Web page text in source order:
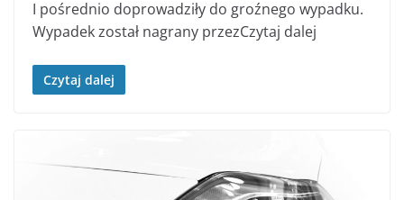
I pośrednio doprowadziły do groźnego wypadku.
Wypadek został nagrany przezCzytaj dalej
Czytaj dalej